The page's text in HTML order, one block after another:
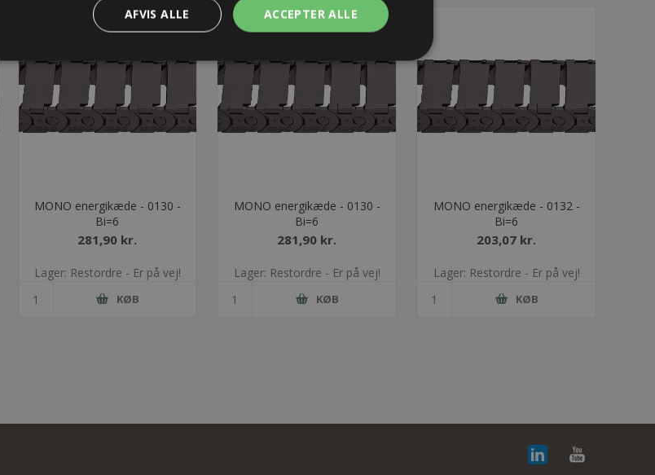
MONO energikæde - 0130 -
Bi=6
281,90 kr.
Lager: Restordre - Er på vej!
KØB
MONO energikæde - 0130 -
Bi=6
281,90 kr.
Lager: Restordre - Er på vej!
KØB
MONO energikæde - 0132 -
Bi=6
203,07 kr.
Lager: Restordre - Er på vej!
KØB
ACCEPTER ALLE
AFVIS ALLE